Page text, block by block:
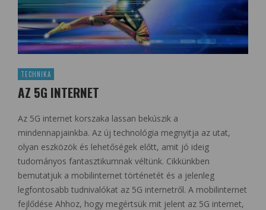
TECHNIKA
AZ 5G INTERNET
Az 5G internet korszaka lassan bekúszik a
mindennapjainkba. Az új technológia megnyitja az utat,
olyan eszközök és lehetőségek előtt, amit jó ideig
tudományos fantasztikumnak véltünk. Cikkünkben
bemutatjuk a mobilinternet történetét és a jelenleg
legfontosabb tudnivalókat az 5G internetről. A mobilinternet
fejlődése Ahhoz, hogy megértsük mit jelent az 5G internet,